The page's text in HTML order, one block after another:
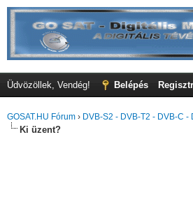
Üdvözöllek, Vendég! Belépés
GOSAT.HU Fórum › DVB-S2 - DVB-T2 - DVB-C -
Ki üzent?